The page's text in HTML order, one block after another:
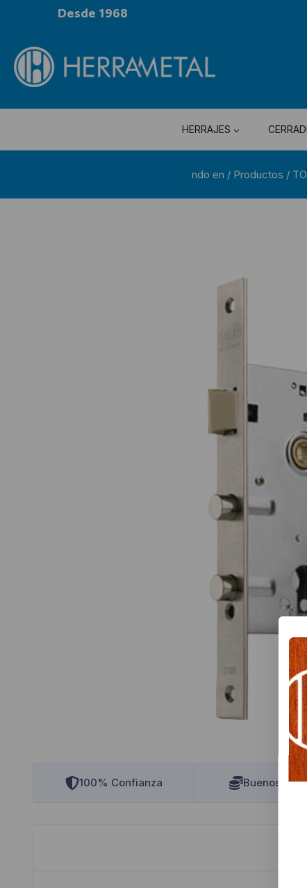
Desde 1968
HERRAJES
ndo en / Productos /
100% Confianza Buenos